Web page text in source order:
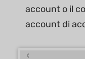
account o il
account di